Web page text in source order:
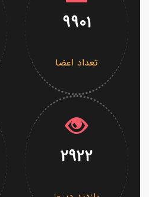
9901
تعداد اعضا
2922